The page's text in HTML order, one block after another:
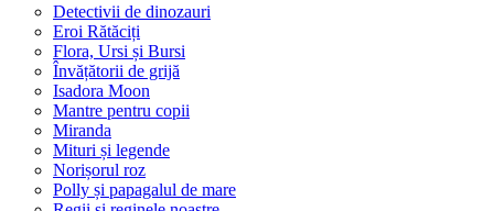
Detectivii de dinozauri
Eroi Rătăciți
Flora, Ursi și Bursi
Învățătorii de grijă
Isadora Moon
Mantre pentru copii
Miranda
Mituri și legende
Norișorul roz
Polly și papagalul de mare